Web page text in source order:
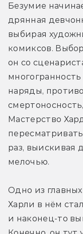
Безумие
дрянная
выбирая
комиксов.
он со
наряды,
Мастерство
раз, выискивая
мелочью.
Одно из
Харли в нём
и наконец-то